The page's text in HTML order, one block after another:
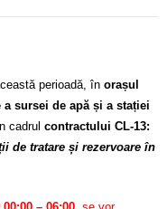
perioadă, în orașul
sursei de apă și a stației
cadrul contractului CL-13:
de tratare și rezervoare în